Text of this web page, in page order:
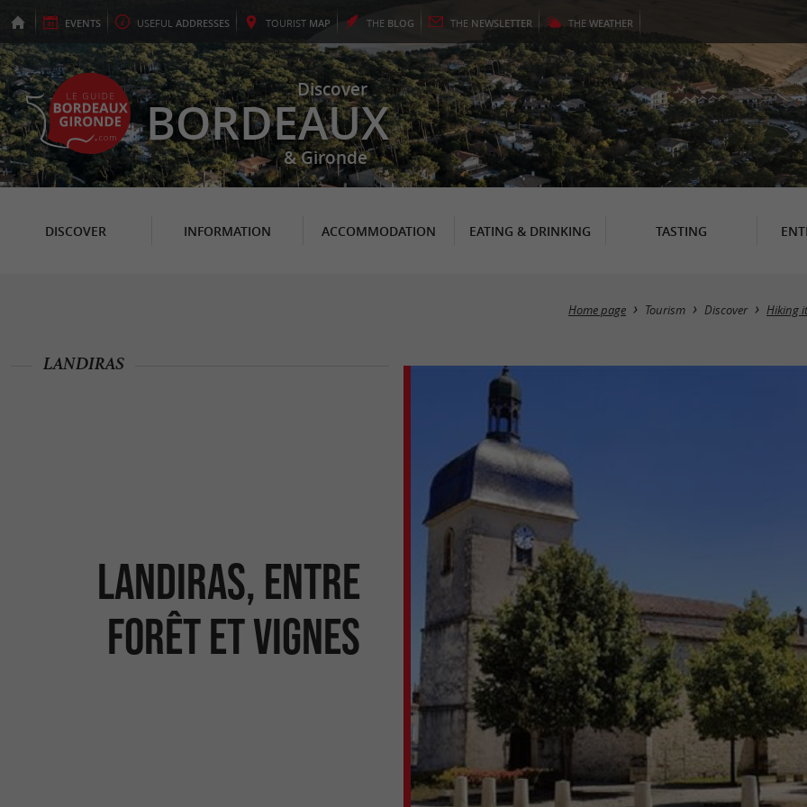
EVENTS USEFUL ADDRESSES TOURIST MAP THE BLOG THE NEWSLETTER THE WEATHER
Discover
BORDEAUX
& Gironde
DISCOVER INFORMATION ACCOMMODATION EATING & DRINKING TASTING
Home page Tourism Discover Hiking
Landiras, Entre
forêt et vignes
LANDIRAS